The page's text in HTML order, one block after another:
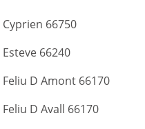
66750
66240
D Amont 66170
D Avall 66170